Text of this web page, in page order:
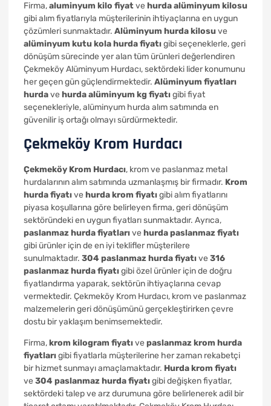
Firma,aluminyum kilo fiyatve hurda alüminyum kilosu
gibi alım fiyatlarıyla müşterilerinin ihtiyaçlarına en uygun
çözümleri sunmaktadır. Alüminyum hurda kilosuve
alüminyum kutu kola hurda fiyatıgibi seçeneklerle, geri
dönüşüm sürecinde yer alan tüm ürünleri değerlendiren
Çekmeköy Alüminyum Hurdacı, sektördeki lider konumunu
her geçen gün güçlendirmektedir. Alüminyum fiyatları
hurdave hurda alüminyum kg fiyatıgibi fiyat
seçenekleriyle, alüminyum hurda alım satımında en
güvenilir iş ortağı olmayı sürdürmektedir.
Çekmeköy Krom Hurdacı
Çekmeköy Krom Hurdacı, krom ve paslanmaz metal
hurdalarının alım satımında uzmanlaşmış bir firmadır. Krom
hurda fiyatıve hurda krom fiyatıgibi alım fiyatlarını
piyasa koşullarına göre belirleyen firma, geri dönüşüm
sektöründeki en uygun fiyatları sunmaktadır. Ayrıca,
paslanmaz hurda fiyatlarıve hurda paslanmaz fiyatı
gibi ürünler için de en iyi teklifler müşterilere
sunulmaktadır. 304 paslanmaz hurda fiyatıve 316
paslanmaz hurda fiyatıgibi özel ürünler için de doğru
fiyatlandırma yaparak, sektörün ihtiyaçlarına cevap
vermektedir. Çekmeköy Krom Hurdacı, krom ve paslanmaz
malzemelerin geri dönüşümünü gerçekleştirirken çevre
dostu bir yaklaşım benimsemektedir.
Firma,krom kilogram fiyatıve paslanmaz krom hurda
fiyatlarıgibi fiyatlarla müşterilerine her zaman rekabetçi
bir hizmet sunmayı amaçlamaktadır. Hurda krom fiyatı
ve 304 paslanmaz hurda fiyatıgibi değişken fiyatlar,
sektördeki talep ve arz durumuna göre belirlenerek adil bir